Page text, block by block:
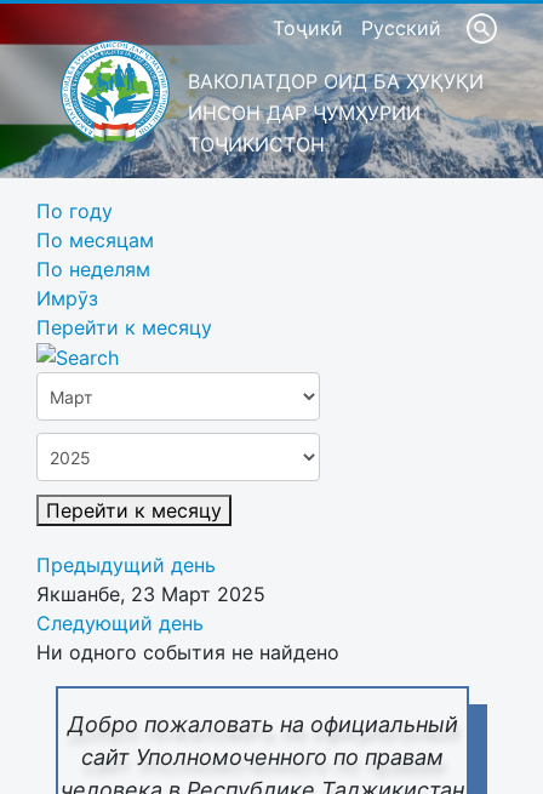
Тоҷикӣ Русский
ВАКОЛАТДОР ОИД БА ҲУҚУҚИ
ИНСОН ДАР ҶУМҲУРИИ
ТОҶИКИСТОН
Добро пожаловать на официальный
сайт Уполномоченного по правам
По году
По месяцам
По неделям
Имрӯз
Перейти к месяцу
Перейти к месяцу
Предыдущий день
Якшанбе, 23 Март 2025
Следующий день
Ни одного события не найдено